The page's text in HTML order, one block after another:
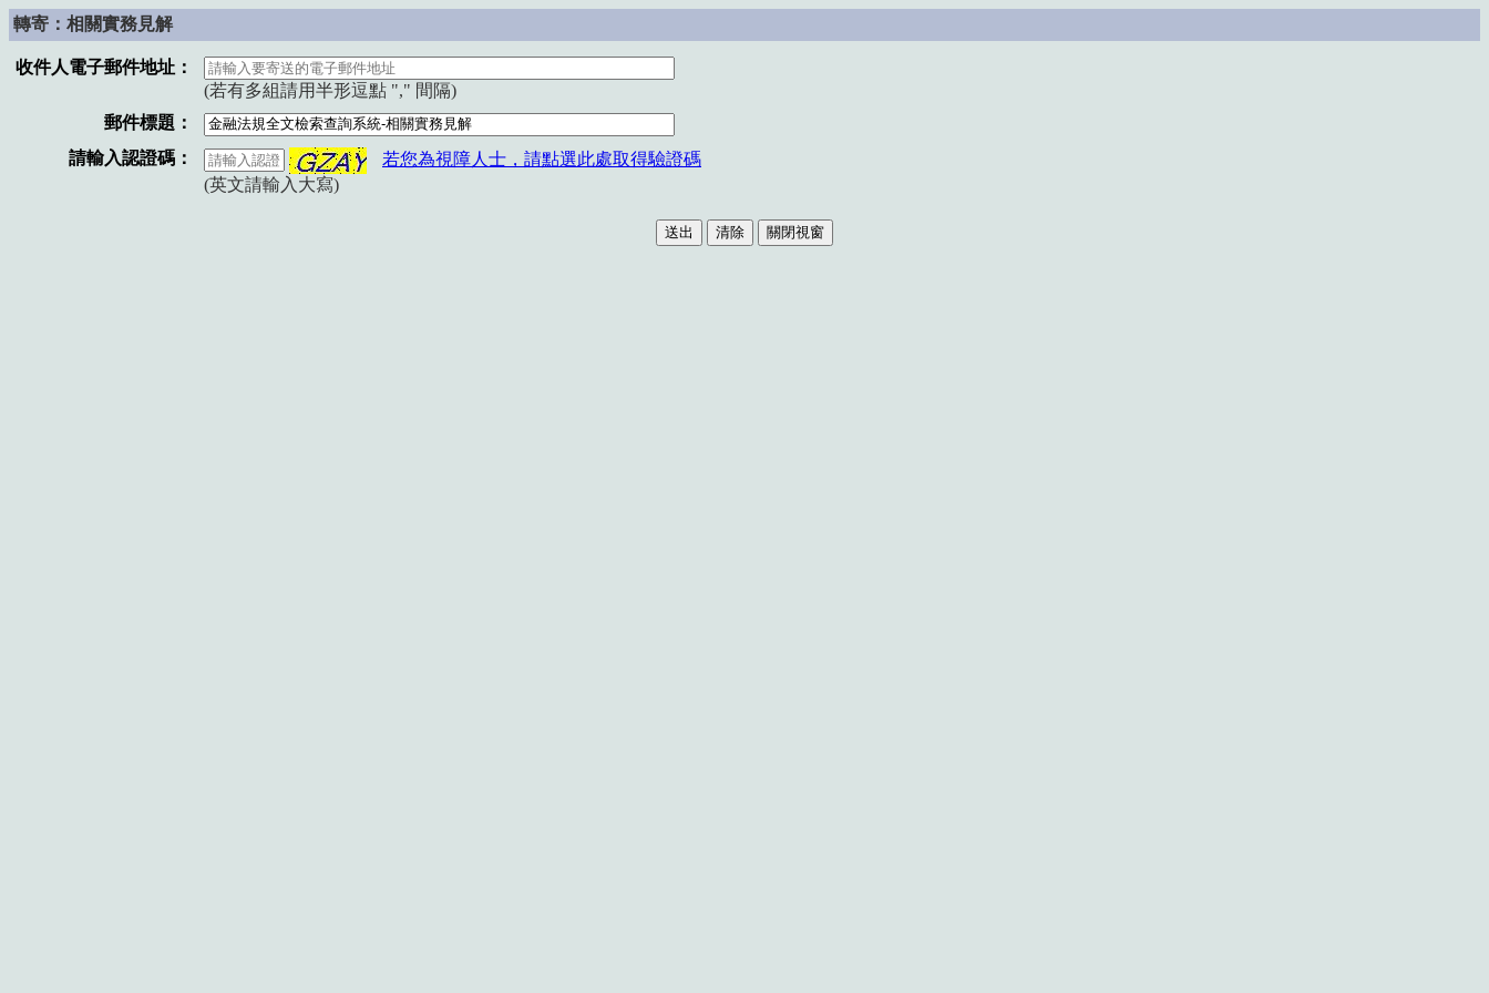
轉寄：相關實務見解
收件人電子郵件地址：
(若有多組請用半形逗點 "," 間隔)
郵件標題：
請輸入認證碼：
若您為視障人士，請點選此處取得驗證碼
(英文請輸入大寫)